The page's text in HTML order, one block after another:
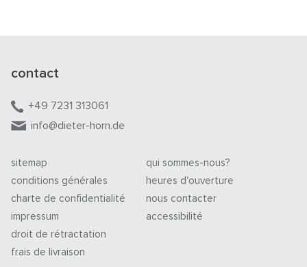
contact
+49 7231 313061
info@dieter-horn.de
sitemap
conditions générales
charte de confidentialité
impressum
droit de rétractation
frais de livraison
qui sommes-nous?
heures d'ouverture
nous contacter
accessibilité